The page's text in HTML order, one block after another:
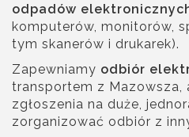
odpadów
komputerów, monitorów,
tym skanerów i drukarek).
Zapewniamy odbiór
transportem z Mazowsza,
zgłoszenia na duże,
zorganizować odbiór z